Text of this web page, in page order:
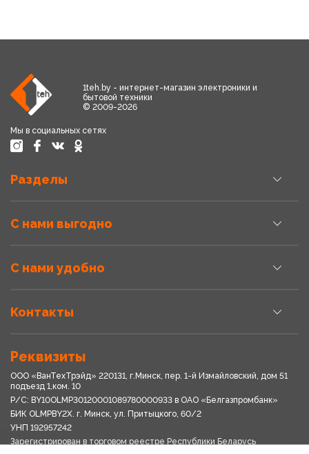
1teh.by - интернет-магазин электроники и
бытовой техники
© 2009-2026
Мы в социальных сетях
Разделы
С нами выгодно
С нами удобно
Контакты
Реквизиты
ООО «ВанТехТрэйд» 220131, г.Минск, пер. 1-й Измайловский, дом 51
подъезд 1,ком. 10
Р/С: BY10OLMP30120001089780000933 в OАО «Белгазпромбанк»
БИК OLMPBY2X. г. Минск, ул. Притыцкого, 60/2
УНП 192957242
Зарегистрирован в торговом реестре Республики Беларусь